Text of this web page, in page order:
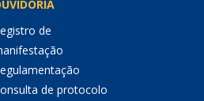
de
de protocolo